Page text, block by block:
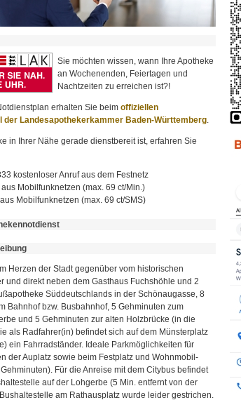
Sie möchten wissen, wann Ihre Apotheke
an Wochenenden, Feiertagen und
Nachtzeiten zu erreichen ist?!
erhalten Sie beim offiziellen
der Landesapothekerkammer Baden-Württemberg
in Ihrer Nähe gerade dienstbereit ist, erfahren Sie
kostenloser Anruf aus dem Festnetz
Mobilfunknetzen (max. 69 ct/Min.)
Mobilfunknetzen (max. 69 ct/SMS)
Herzen der Stadt gegenüber vom historischen
und direkt neben dem Gasthaus Fuchshöhle und 2
Süddeutschlands in der Schönaugasse, 8
Bahnhof bzw. Busbahnhof, 5 Gehminuten zum
und 5 Gehminuten zur alten Holzbrücke (in die
als Radfahrer(in) befindet sich auf dem Münsterplatz
ein Fahrradständer. Ideale Parkmöglichkeiten für
der Auplatz sowie beim Festplatz und Wohnmobil-
Für die Anreise mit dem Citybus befindet
auf der Lohgerbe (5 Min. entfernt von der
am Rathausplatz wurde leider gestrichen.